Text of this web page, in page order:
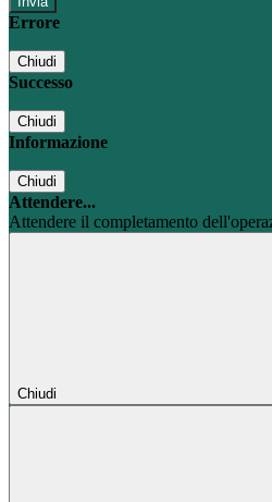
Errore
Chiudi
Successo
Chiudi
Informazione
Chiudi
Attendere...
Attendere il completamento
Chiudi